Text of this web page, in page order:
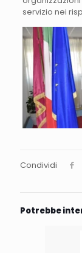
servizio nei
Condividi
Potrebbe